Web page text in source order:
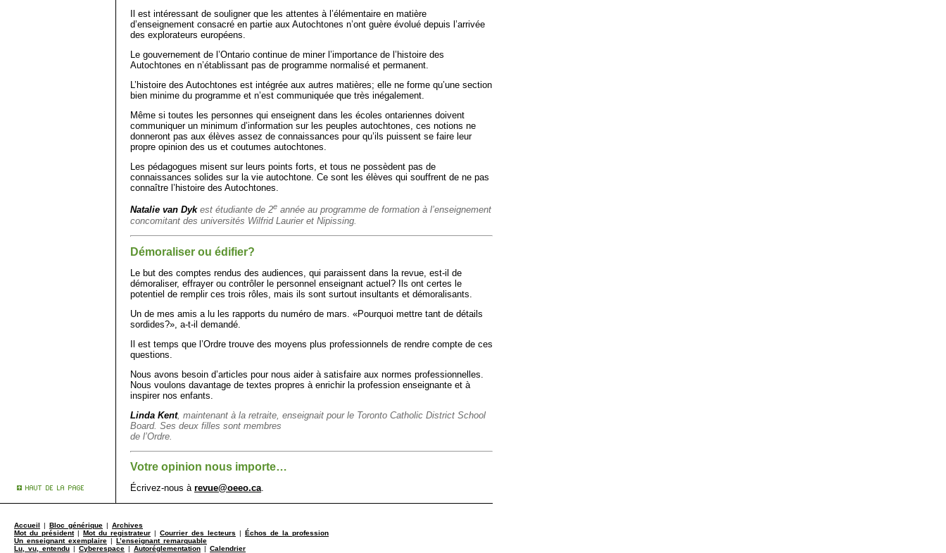
Il est intéressant de souligner que les attentes à l’élémentaire en matière
d’enseignement consacré en partie aux Autochtones n’ont guère évolué depuis l’arrivée
des explorateurs européens.
Le gouvernement de l’Ontario continue de miner l’importance de l’histoire des
Autochtones en n’établissant pas de programme normalisé et permanent.
L’histoire des Autochtones est intégrée aux autres matières; elle ne forme qu’une section
bien minime du programme et n’est communiquée que très inégalement.
Même si toutes les personnes qui enseignent dans les écoles ontariennes doivent
communiquer un minimum d’information sur les peuples autochtones, ces notions ne
donneront pas aux élèves assez de connaissances pour qu’ils puissent se faire leur
propre opinion des us et coutumes autochtones.
Les pédagogues misent sur leurs points forts, et tous ne possèdent pas de
connaissances solides sur la vie autochtone. Ce sont les élèves qui souffrent de ne pas
connaître l’histoire des Autochtones.
Natalie van Dykest étudiante de 2e année au programme de formation à l’enseignement
concomitant des universités Wilfrid Laurier et Nipissing.
Démoraliser ou édifier?
Le but des comptes rendus des au­diences, qui paraissent dans la revue, est-il de
démoraliser, effrayer ou contrôler le personnel enseignant actuel? Ils ont certes le
potentiel de remplir ces trois rôles, mais ils sont surtout insultants et démoralisants.
Un de mes amis a lu les rapports du numéro de mars. «Pourquoi mettre tant de détails
sordides?», a-t-il demandé.
Il est temps que l’Ordre trouve des moyens plus professionnels de rendre compte de ces
questions.
Nous avons besoin d’articles pour nous aider à satisfaire aux normes professionnelles.
Nous voulons davantage de textes propres à enrichir la profession enseignante et à
inspirer nos enfants.
Linda Kent, maintenant à la retraite, enseignait pour le Toronto Catholic District School
Board. Ses deux filles sont membres
de l’Ordre.
Votre opinion nous importe…
Écrivez-nous à revue@oeeo.ca.
Accueil | Bloc générique | Archives
Mot du président| Mot du registrateur | Courrier des lecteurs | Échos de la profession
Un enseignant exemplaire | L’enseignant remarquable
Lu, vu, entendu | Cyberespace | Autoréglementation | Calendrier